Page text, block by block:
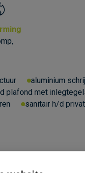
aluminium
plafond met
sanitair h/d